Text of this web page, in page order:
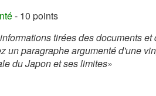
- 10 points
tirées des documents
un paragraphe argumenté d'une
du Japon et ses limites»